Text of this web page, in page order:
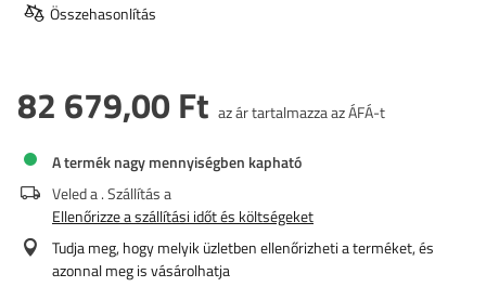
Összehasonlítás
82 679,00 Ft az ár tartalmazza az ÁFÁ-t
A termék nagy mennyiségben kapható
Veled a. Szállítás a
Ellenőrizze a szállítási időt és költségeket
Tudja meg, hogy melyik üzletben ellenőrizheti a terméket, és
azonnal meg is vásárolhatja